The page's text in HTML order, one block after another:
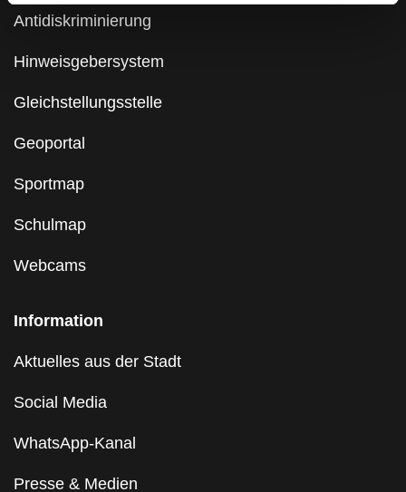
Antidiskriminierung
Hinweisgebersystem
Gleichstellungsstelle
Geoportal
Sportmap
Schulmap
Webcams
Information
Aktuelles aus der Stadt
Social Media
WhatsApp-Kanal
Presse & Medien